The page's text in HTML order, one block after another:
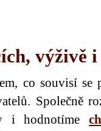
výživě
co souvisí se
Společně
i hodnotíme